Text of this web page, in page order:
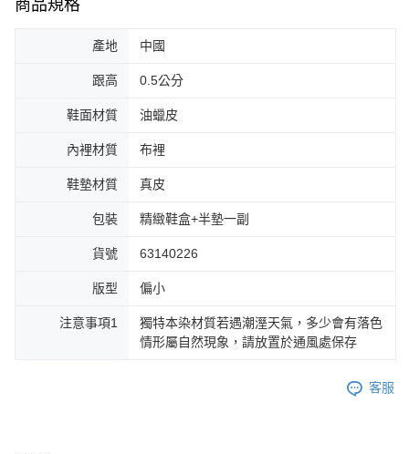
商品規格
產地 中國
跟高 0.5公分
鞋面材質 油蠟皮
內裡材質 布裡
鞋墊材質 真皮
包裝 精緻鞋盒+半墊一副
貨號 63140226
版型 偏小
注意事項1
獨特本染材質若遇潮溼天氣，多少會有落色
情形屬自然現象，請放置於通風處保存
客服